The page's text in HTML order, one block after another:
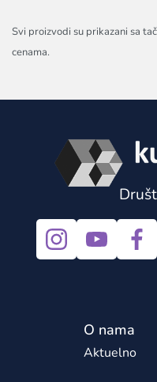
Svi proizvodi su prikazani sa
cenama.
O nama
Aktuelno